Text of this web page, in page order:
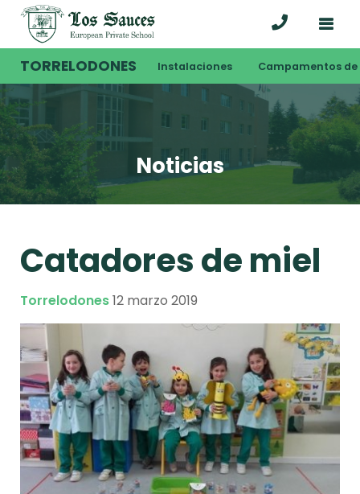
TORRELODONES Instalaciones Campamentos de
Noticias
Catadores de miel
Torrelodones12 marzo 2019